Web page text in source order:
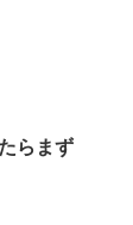
らまず